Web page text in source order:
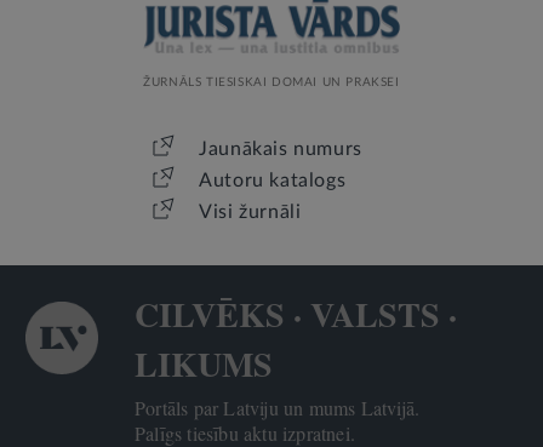
ŽURNĀLS TIESISKAI DOMAI UN PRAKSEI
Jaunākais numurs
Autoru katalogs
Visi žurnāli
CILVĒKS · VALSTS ·
LIKUMS
Portāls par Latviju un mums Latvijā.
Palīgs tiesību aktu izpratnei.